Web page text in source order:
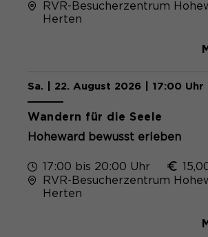
RVR-Besucherzentrum
Herten
Sa. | 22. August 2026 | 17:00
Wandern für die Seele
Hoheward bewusst erleben
17:00 bis 20:00 Uhr
RVR-Besucherzentrum
Herten